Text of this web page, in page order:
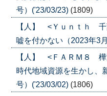
号）('23/03/23) (1809)
【人】 <Ｙｕｎｔｈ 千
嘘を付かない（2023年3
【人】 <ＦＡＲＭ８ 樺
時代地域資源を生かし、
号）('23/03/02) (1806)